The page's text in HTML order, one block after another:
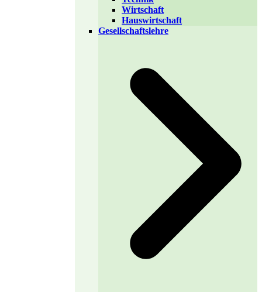
Wirtschaft
Hauswirtschaft
Gesellschaftslehre